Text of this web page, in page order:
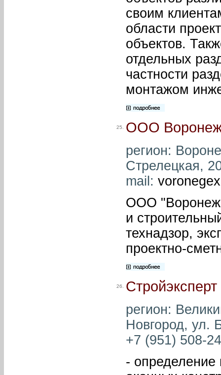
своим
области
объектов.
отдельных
частности
монтажом
25. ООО Воронеж
регион:
Стрелецкая,
mail:
ООО "Воронеж
и
технадзор,
проектно-
26.
регион:
Новгород, ул.
+7 (951) 508-
- определение